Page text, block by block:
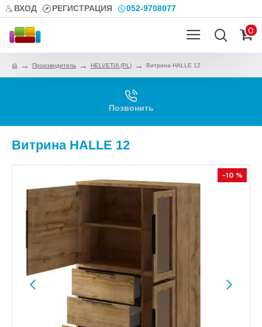
ВХОД РЕГИСТРАЦИЯ 052-9708077
0
Производитель HELVETIA (PL) Витрина HALLE 12
Позвонить
Витрина HALLE 12
-10 %